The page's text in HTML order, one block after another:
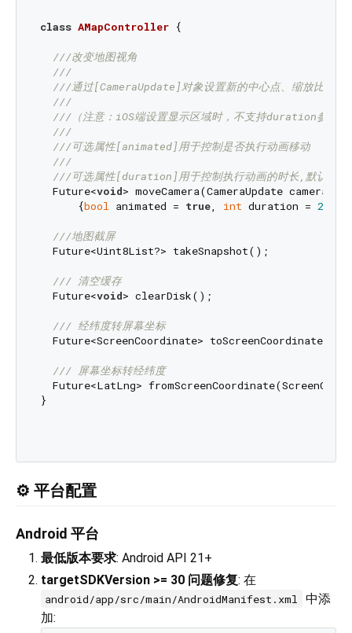
class AMapController {
///改变地图视角
///
///通过[CameraUpdate]对象设置新的中心点、缩放比例、
///
///（注意：iOS端设置显示区域时，不支持duration参数
///
///可选属性[animated]用于控制是否执行动画移动
///
///可选属性[duration]用于控制执行动画的时长,默认250
  Future<
void> moveCamera(CameraUpdate
      {
bool animated = true, int duration = 250
///地图截屏
  Future<Uint8List?> takeSnapshot();
/// 清空缓存
  Future<
void> clearDisk();
/// 经纬度转屏幕坐标
Future<ScreenCoordinate>
/// 屏幕坐标转经纬度
Future<LatLng>
}
⚙️ 平台配置
Android 平台
最低版本要求: Android API 21+
targetSDKVersion >= 30 问题修复: 在
android/app/src/main/AndroidManifest.xml
中添
加: